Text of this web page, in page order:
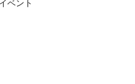
ベント